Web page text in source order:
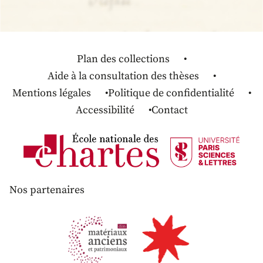
Plan des collections
Aide à la consultation des thèses
Mentions légales
Politique de confidentialité
Accessibilité
Contact
Nos partenaires